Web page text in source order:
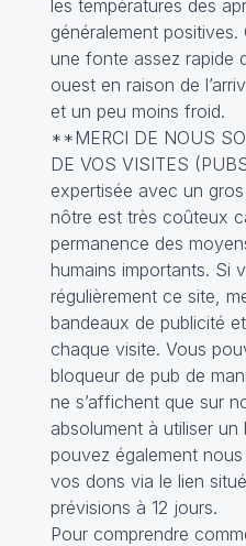
les températures des
généralement positives.
une fonte assez rapide
ouest en raison de
et un peu moins froid.
**MERCI DE NOUS
DE VOS VISITES
expertisée avec un
nôtre est très coûteux
permanence des
humains importants. Si
régulièrement ce site,
bandeaux de publicité
chaque visite. Vous
bloqueur de pub de
ne s’affichent que sur
absolument à utiliser
pouvez également
vos dons via le lien
prévisions à 12 jours.
Pour comprendre